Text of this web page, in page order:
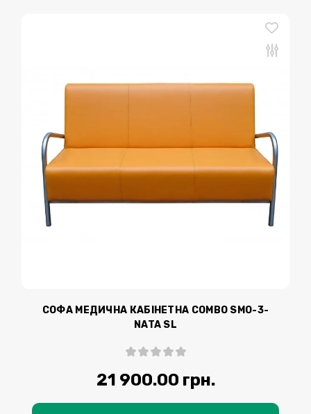
СОФА МЕДИЧНА КАБІНЕТНА COMBO SMO-3-
NATA SL
21 900.00 грн.